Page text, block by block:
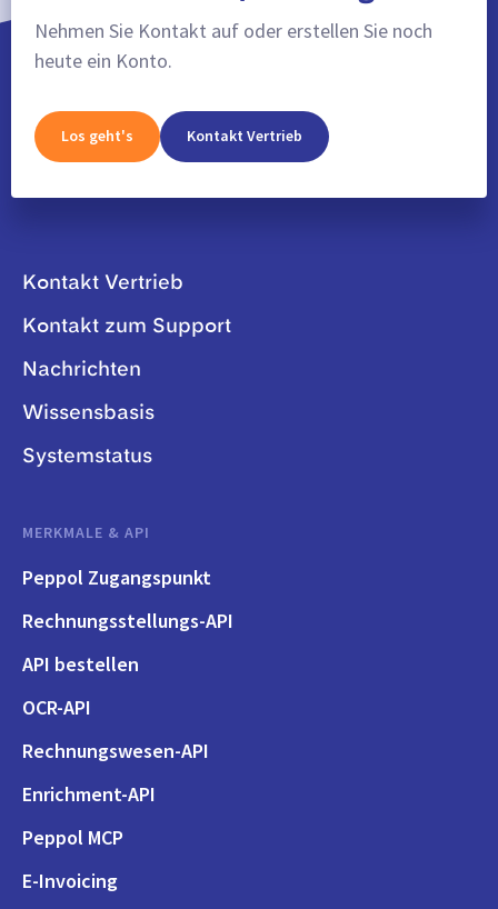
Nehmen Sie Kontakt auf oder erstellen Sie noch
heute ein Konto.
Los geht's Kontakt Vertrieb
Kontakt Vertrieb
Kontakt zum Support
Nachrichten
Wissensbasis
Systemstatus
MERKMALE & API
Peppol Zugangspunkt
Rechnungsstellungs-API
API bestellen
OCR-API
Rechnungswesen-API
Enrichment-API
Peppol MCP
E-Invoicing